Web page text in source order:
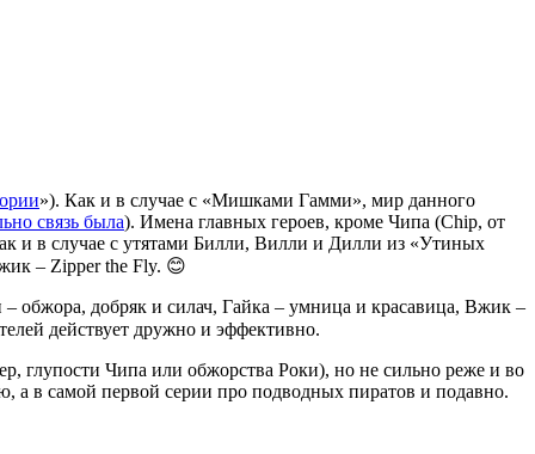
»). Как и в случае с «Мишками Гамми», мир данного
связь была). Имена главных героев, кроме Чипа (Chip, от
и в случае с утятами Билли, Вилли и Дилли из «Утиных
– Zipper the Fly. 😊
обжора, добряк и силач, Гайка – умница и красавица, Вжик –
действует дружно и эффективно.
глупости Чипа или обжорства Роки), но не сильно реже и во
а в самой первой серии про подводных пиратов и подавно.